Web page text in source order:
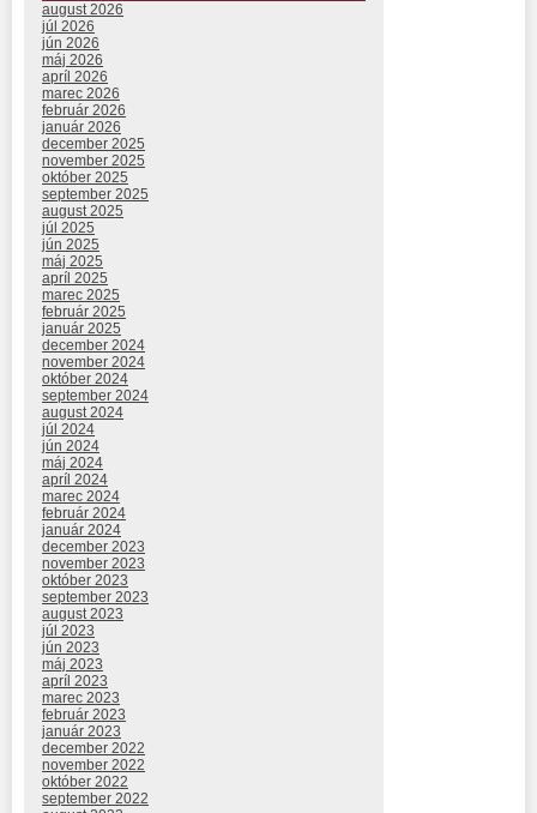
august 2026
júl 2026
jún 2026
máj 2026
apríl 2026
marec 2026
február 2026
január 2026
december 2025
november 2025
október 2025
september 2025
august 2025
júl 2025
jún 2025
máj 2025
apríl 2025
marec 2025
február 2025
január 2025
december 2024
november 2024
október 2024
september 2024
august 2024
júl 2024
jún 2024
máj 2024
apríl 2024
marec 2024
február 2024
január 2024
december 2023
november 2023
október 2023
september 2023
august 2023
júl 2023
jún 2023
máj 2023
apríl 2023
marec 2023
február 2023
január 2023
december 2022
november 2022
október 2022
september 2022